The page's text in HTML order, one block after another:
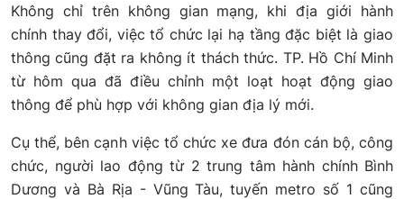
Không chỉ trên không gian mạng, khi địa giới hành
chính thay đổi, việc tổ chức lại hạ tầng đặc biệt là giao
thông cũng đặt ra không ít thách thức. TP. Hồ Chí Minh
từ hôm qua đã điều chỉnh một loạt hoạt động giao
thông để phù hợp với không gian địa lý mới.
Cụ thể, bên cạnh việc tổ chức xe đưa đón cán bộ, công
chức, người lao động từ 2 trung tâm hành chính Bình
Dương và Bà Rịa - Vũng Tàu, tuyến metro số 1 cũng